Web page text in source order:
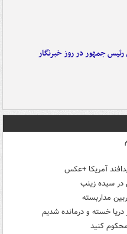
جمهور در روز خبرنگار
در سیده زینب
کنید